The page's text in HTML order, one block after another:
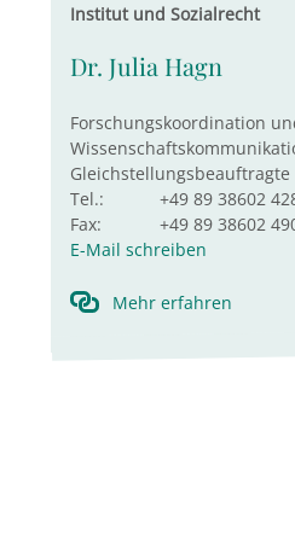
Institut und Sozialrecht
Dr. Julia Hagn
Forschungskoordination
Gleichstellungsbeauftragte
Tel.:
+49 89 38602
Fax:
+49 89 38602
E-Mail schreiben
Mehr erfahren